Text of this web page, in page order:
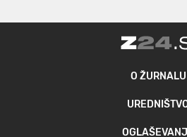
O ŽURNALU